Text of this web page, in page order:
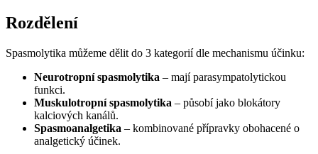
Rozdělení
Spasmolytika můžeme dělit do 3 kategorií dle mechanismu účinku:
Neurotropní spasmolytika – mají parasympatolytickou
funkci.
Muskulotropní spasmolytika – působí jako blokátory
kalciových kanálů.
Spasmoanalgetika – kombinované přípravky obohacené o
analgetický účinek.